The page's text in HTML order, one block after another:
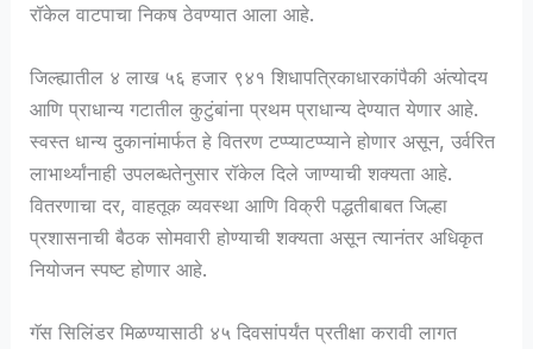
रॉकेल वाटपाचा निकष ठेवण्यात आला आहे.
जिल्ह्यातील ४ लाख ५६ हजार ९४१ शिधापत्रिकाधारकांपैकी अंत्योदय
आणि प्राधान्य गटातील कुटुंबांना प्रथम प्राधान्य देण्यात येणार आहे.
स्वस्त धान्य दुकानांमार्फत हे वितरण टप्प्याटप्प्याने होणार असून, उर्वरित
लाभार्थ्यांनाही उपलब्धतेनुसार रॉकेल दिले जाण्याची शक्यता आहे.
वितरणाचा दर, वाहतूक व्यवस्था आणि विक्री पद्धतीबाबत जिल्हा
प्रशासनाची बैठक सोमवारी होण्याची शक्यता असून त्यानंतर अधिकृत
नियोजन स्पष्ट होणार आहे.
गॅस सिलिंडर मिळण्यासाठी ४५ दिवसांपर्यंत प्रतीक्षा करावी लागत